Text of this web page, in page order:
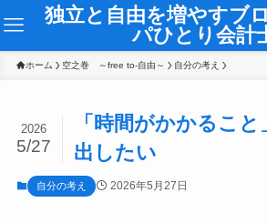
独立と自由を増やすブ
パひとり会計
ホーム 空之巻 ～free to-自由～ 自分の考え
「時間がかかるこ
出したい
2026
5/27
自分の考え 2026年5月27日